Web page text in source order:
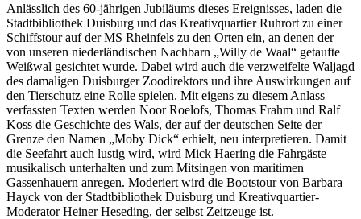
Anlässlich des 60-jährigen Jubiläums dieses Ereignisses, laden die
Stadtbibliothek Duisburg und das Kreativquartier Ruhrort zu einer
Schiffstour auf der MS Rheinfels zu den Orten ein, an denen der
von unseren niederländischen Nachbarn „Willy de Waal“ getaufte
Weißwal gesichtet wurde. Dabei wird auch die verzweifelte Waljagd
des damaligen Duisburger Zoodirektors und ihre Auswirkungen auf
den Tierschutz eine Rolle spielen. Mit eigens zu diesem Anlass
verfassten Texten werden Noor Roelofs, Thomas Frahm und Ralf
Koss die Geschichte des Wals, der auf der deutschen Seite der
Grenze den Namen „Moby Dick“ erhielt, neu interpretieren. Damit
die Seefahrt auch lustig wird, wird Mick Haering die Fahrgäste
musikalisch unterhalten und zum Mitsingen von maritimen
Gassenhauern anregen. Moderiert wird die Bootstour von Barbara
Hayck von der Stadtbibliothek Duisburg und Kreativquartier-
Moderator Heiner Heseding, der selbst Zeitzeuge ist.